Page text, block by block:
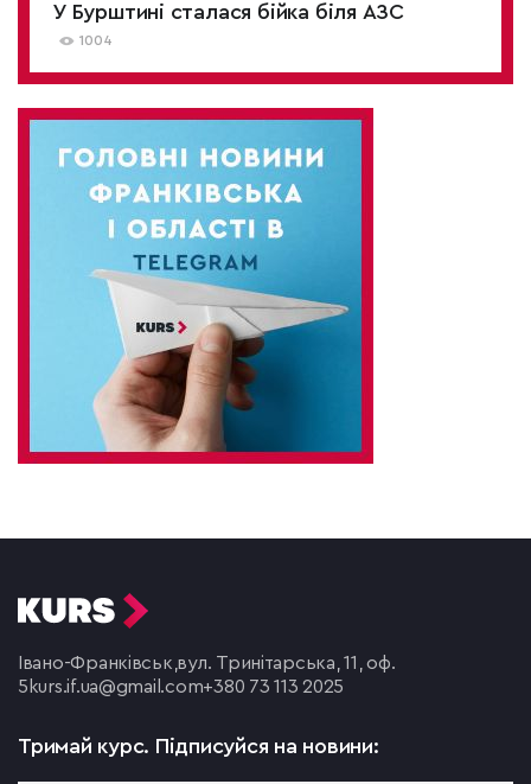
У Бурштині сталася бійка біля АЗС
1004
Івано-Франківськ, вул. Тринітарська, 11, оф.
5 kurs.if.ua@gmail.com+380 73 113 2025
Тримай курс. Підписуйся на новини: